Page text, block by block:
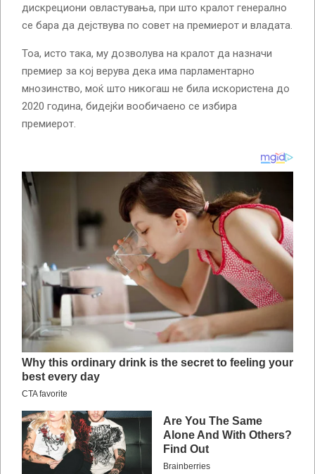
дискрециони овластувања, при што кралот генерално
се бара да дејствува по совет на премиерот и владата.
Тоа, исто така, му дозволува на кралот да назначи
премиер за кој верува дека има парламентарно
мнозинство, моќ што никогаш не била искористена до
2020 година, бидејќи вообичаено се избира
премиерот.